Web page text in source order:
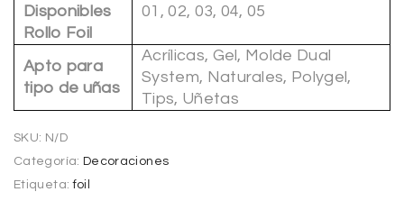
Disponibles
Rollo Foil
01, 02, 03, 04, 05
Apto para
tipo de uñas
Acrílicas, Gel, Molde Dual
System, Naturales, Polygel,
Tips, Uñetas
SKU: N/D
Categoría: Decoraciones
Etiqueta:foil